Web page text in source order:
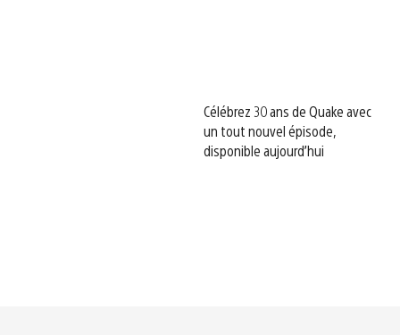
Célébrez 30 ans de Quake avec
un tout nouvel épisode,
disponible aujourd’hui